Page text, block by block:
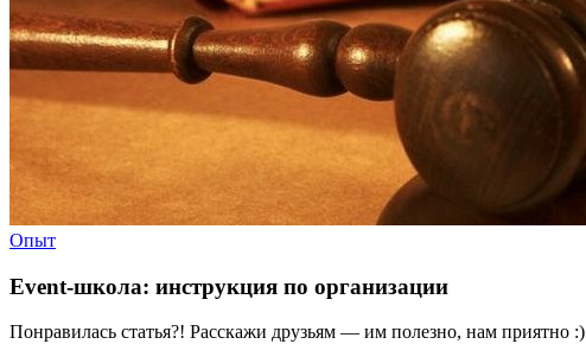
Опыт
Event-школа: инструкция по организации
Понравилась статья?! Расскажи друзьям — им полезно, нам приятно :)